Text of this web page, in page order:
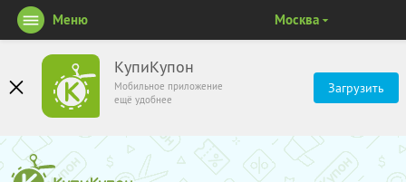
КупиКупон
Мобильное приложение
ещё удобнее
Загрузить
Меню Москва